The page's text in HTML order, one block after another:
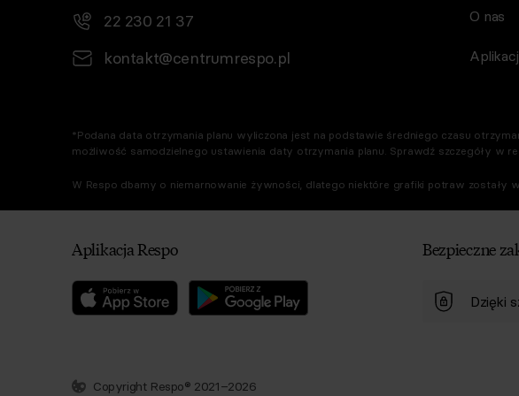
22 230 21 37
kontakt@centrumrespo.pl
O nas
*Podana data otrzymania planu wyliczona jest na podstawie średniego czasu
możliwość samodzielnego ustawienia daty otrzymania planu. Sprawdź szczegóły w
W Respo dbamy o niemarnowanie żywności, dlatego niektóre grafiki potraw zostały
Aplikacja Respo Bezpieczne
Dzięki
Copyright Respo® 2021–2026